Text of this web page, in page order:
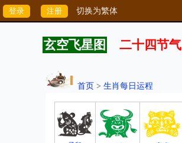
切换为繁体
玄空飞星图 二十四节气
首页 > 生肖每日运程